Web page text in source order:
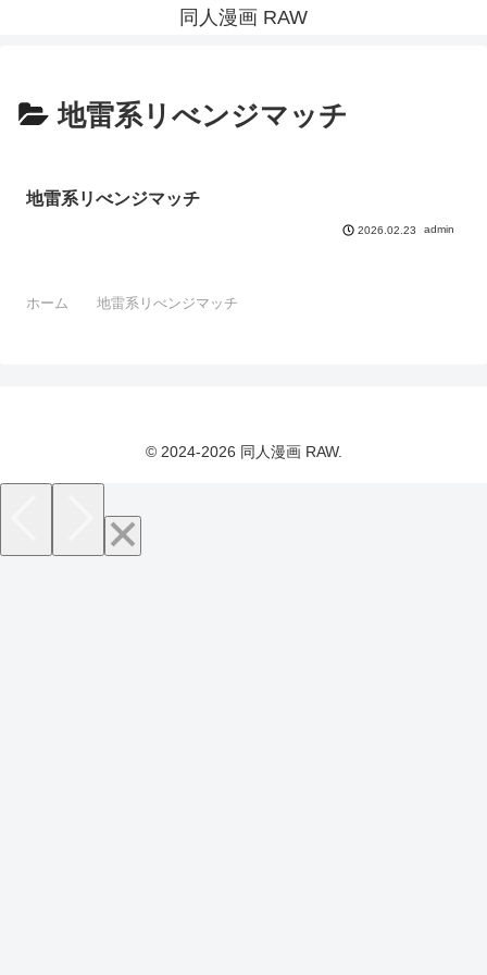
同人漫画 RAW
地雷系リべンジマッチ
地雷系リべンジマッチ
2026.02.23 admin
ホーム 地雷系リべンジマッチ
© 2024-2026 同人漫画 RAW.